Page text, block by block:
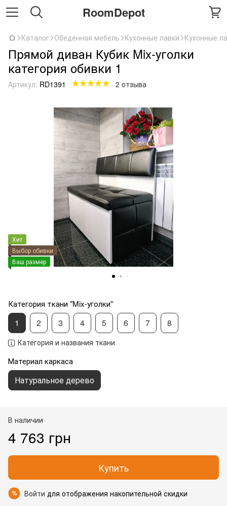
RoomDepot
Каталог Обеденная мебель Кухонные лавки Кухонные
Прямой диван Кубик Mix-уголки
категория обивки 1
Артикул: RD1391 2 отзыва
Хит
Выбор обивки
Ваш размер
Категория ткани "Mix-уголки"
1 2 3 4 5 6 7 8
Категория и названия ткани
Материал каркаса
Натуральное дерево
В наличии
4 763 грн
Купить
% Войти для отображения накопительной скидки